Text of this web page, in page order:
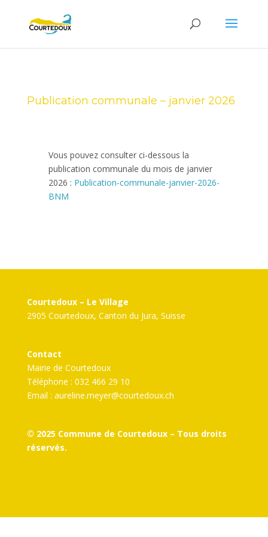
Publication communale – janvier 2026
Vous pouvez consulter ci-dessous la
publication communale du mois de janvier
2026 : Publication-communale-janvier-2026-
BNM
Courtedoux – Le Village
2905 Courtedoux, Canton du Jura, Suisse
Contact
Mairie de Courtedoux
Téléphone : 032 466 29 10
Email : aureline.meyer@courtedoux.ch
© 2025 Commune de Courtedoux – Tous droits
réservés.